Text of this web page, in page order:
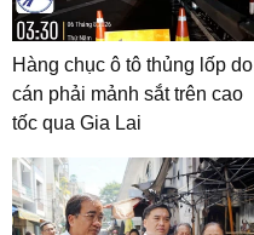
Hàng chục ô tô thủng lốp do
cán phải mảnh sắt trên cao
tốc qua Gia Lai